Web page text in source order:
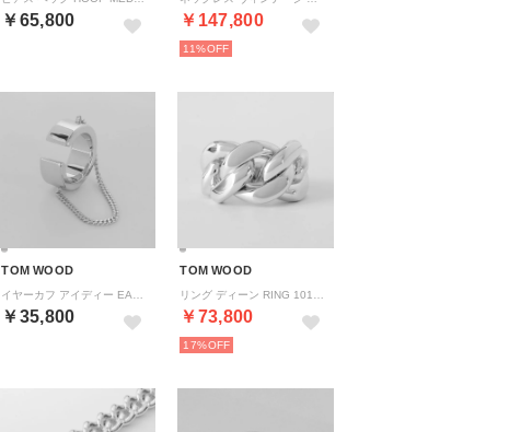
￥65,800 ￥147,800
11%
TOM WOOD
￥35,800
TOM WOOD
￥73,800
17%